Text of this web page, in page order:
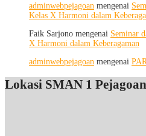
Menumbuhkan
Kepedulian
adminwebpejagoan mengenai
Kelas X Harmoni dalam
Faik Sarjono mengenai Seminar
X Harmoni dalam Keberagaman
adminwebpejagoan mengenai
Lokasi SMAN 1 Pejagoan